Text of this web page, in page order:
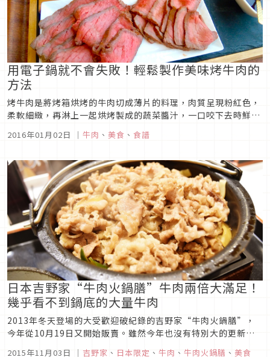
用電子鍋就不會失敗！輕鬆製作美味烤牛肉的
方法
烤牛肉是將烤箱烘烤的牛肉切成薄片的料理，肉質呈現粉紅色，
柔軟細緻，再淋上一起烘烤製成的蔬菜醬汁，一口咬下去時鮮嫩
多汁的口感為主流吃法。
2016年01月02日 ｜ 牛肉 、 美食 、 食譜
日本吉野家“牛肉火鍋膳”牛肉兩倍大滿足！
幾乎看不到鍋底的大量牛肉
2013年冬天登場的大受歡迎破紀錄的吉野家“牛肉火鍋膳”，
今年從10月19日又開始販賣。雖然今年也沒有特別大的更新，
但是加了300日元變成了新的“牛肉兩倍份”。3年連續吃這個
2015年11月03日 ｜ 吉野家 、 日本限定 、 牛肉 、 牛肉火鍋膳 、 美食